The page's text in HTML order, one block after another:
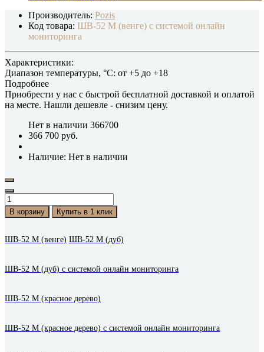
Производитель: Pozis
Код товара: ШВ-52 М (венге) с системой онлайн
мониторинга
Характеристики:
Диапазон температуры, °C: от +5 до +18
Подробнее
Приобрести у нас с быстрой бесплатной доставкой и оплатой
на месте. Нашли дешевле - снизим цену.
Нет в наличии 366700
366 700 руб.
Наличие: Нет в наличии
В корзину Купить в 1 клик
ШВ-52 М (венге) ШВ-52 М (дуб)
ШВ-52 М (дуб) с системой онлайн мониторинга
ШВ-52 М (красное дерево)
ШВ-52 М (красное дерево) с системой онлайн мониторинга